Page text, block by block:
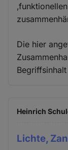
Die hier
Heinrich
Lichte,